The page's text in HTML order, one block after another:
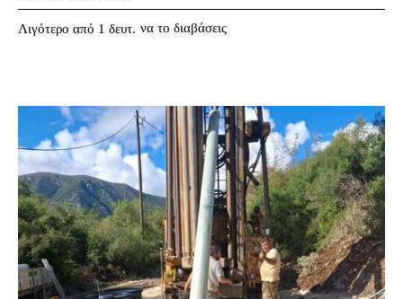
Λιγότερο από 1 δευτ. να το διαβάσεις